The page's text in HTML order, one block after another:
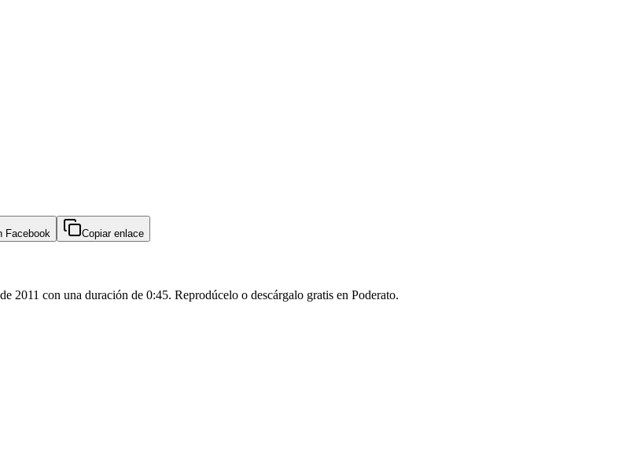
Facebook Copiar enlace
con una duración de 0:45. Reprodúcelo o descárgalo gratis en Poderato.